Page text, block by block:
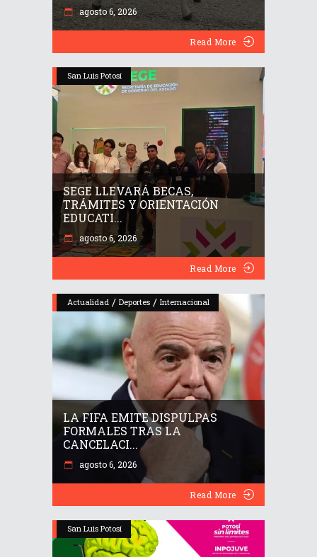
agosto 6, 2026
Read More
San Luis Potosí
SEGE LLEVARÁ BECAS,
TRÁMITES Y ORIENTACIÓN
EDUCATI...
agosto 6, 2026
Read More
Actualidad / Deportes / Internacional
LA FIFA EMITE DISPULPAS
FORMALES TRAS LA
CANCELACI...
agosto 6, 2026
Read More
San Luis Potosí